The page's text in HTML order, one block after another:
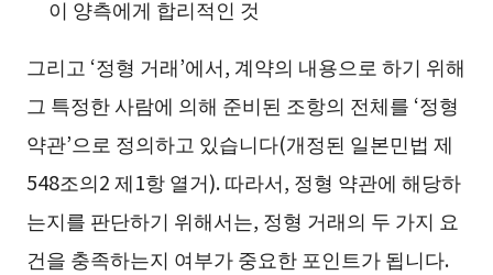
이 양측에게 합리적인 것
그리고 ‘정형 거래’에서, 계약의 내용으로 하기 위해
그 특정한 사람에 의해 준비된 조항의 전체를 ‘정형
약관’으로 정의하고 있습니다(개정된 일본민법 제
548조의2 제1항 열거). 따라서, 정형 약관에 해당하
는지를 판단하기 위해서는, 정형 거래의 두 가지 요
건을 충족하는지 여부가 중요한 포인트가 됩니다.